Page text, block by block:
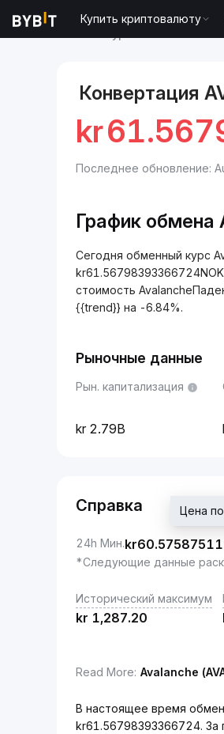
Купить криптовалюту
Конвертация
kr
Последнее обновление:
График обмена
Сегодня обменный курс
стоимость
{{trend}} на -6.84%.
Рыночные данные
Рын. капитализация
2.79B
Справка
24h Мин.kr
Цена
*Следующие данные
Исторический максимум
kr 1,287.20
Read More: Avalanche
В настоящее время
kr61.56798393366724.